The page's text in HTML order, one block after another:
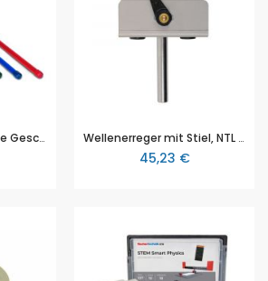
Schülerset Konstante Geschwindigkeit, 3B Scientific (1003502 [U45060]) Wellenerreger mit Stiel, NTL (W450-1AB)
45,23 €